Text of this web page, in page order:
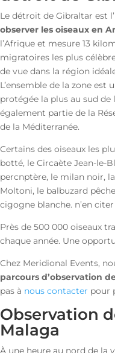
Le détroit de Gibraltar est
observer les oiseaux en
l’Afrique et mesure 13
migratoires les plus
de vue dans la région
L’ensemble de la zone est
protégée la plus au sud de
également partie de la
de la Méditerranée.
Certains des oiseaux les
botté, le Circaète Jean-le-
percnptère, le milan noir,
Moltoni, le balbuzard
cigogne blanche. n’en
Près de 500 000 oiseaux
chaque année. Une
Chez Meridional Events,
parcours d’observation
pas à nous contacter pour
Observation
Malaga
À une heure au nord de la